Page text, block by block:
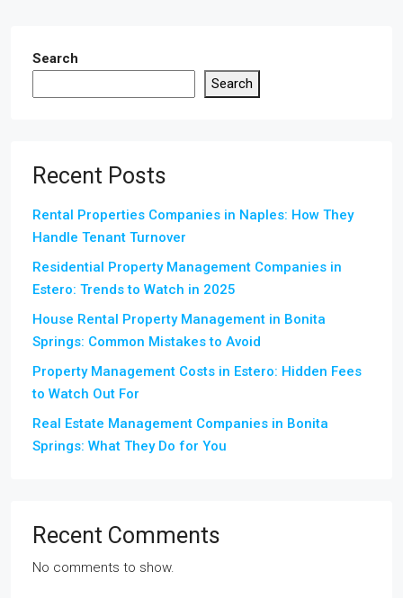
Search
Search
Recent Posts
Rental Properties Companies in Naples: How They
Handle Tenant Turnover
Residential Property Management Companies in
Estero: Trends to Watch in 2025
House Rental Property Management in Bonita
Springs: Common Mistakes to Avoid
Property Management Costs in Estero: Hidden Fees
to Watch Out For
Real Estate Management Companies in Bonita
Springs: What They Do for You
Recent Comments
No comments to show.